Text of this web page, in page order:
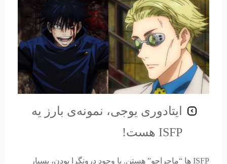
ایتادوری یوجی، نمونه‌ی بارز یه
ISFP هست!
ISFP ها “ماجراجو” هستن. با وجود درونگرا بودن، بسیار